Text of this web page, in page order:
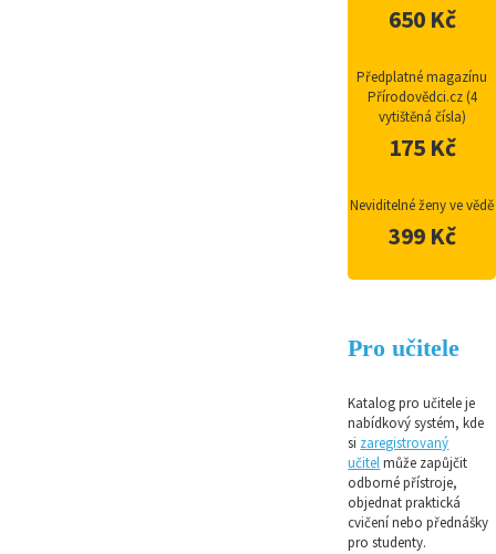
650 Kč
Předplatné magazínu
Přírodovědci.cz (4
vytištěná čísla)
175 Kč
Neviditelné ženy ve vědě
399 Kč
Pro učitele
Katalog pro učitele je
nabídkový systém, kde
si zaregistrovaný
učitelmůže zapůjčit
odborné přístroje,
objednat praktická
cvičení nebo přednášky
pro studenty.